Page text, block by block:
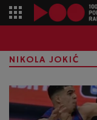
NIKOLA JOKIĆ